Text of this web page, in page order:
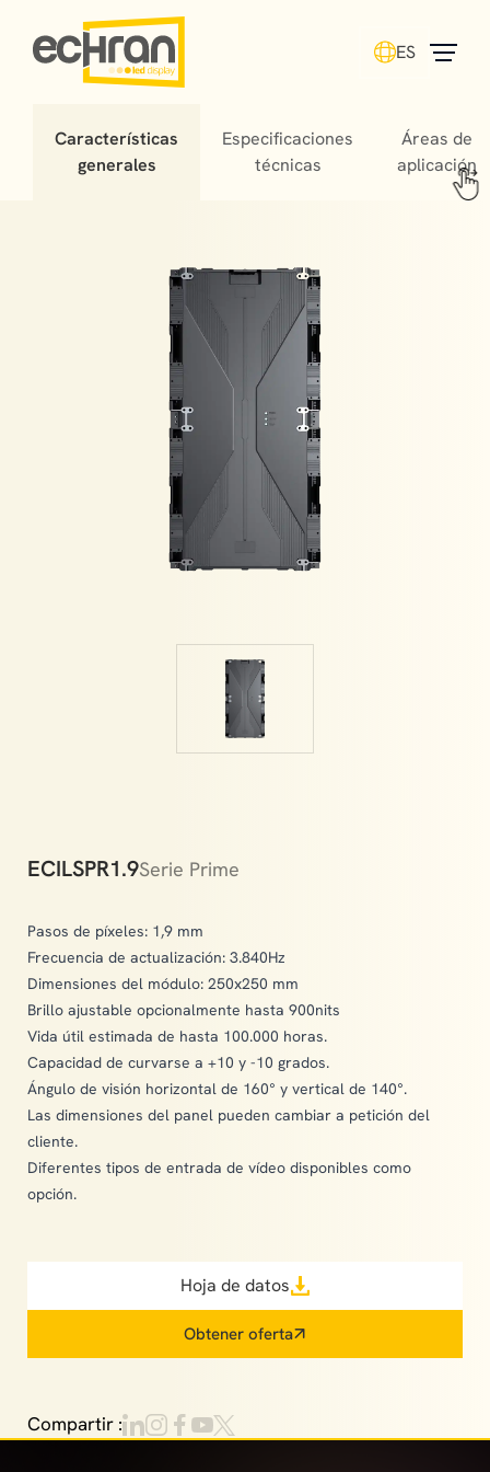
ES
Características
generales
Especificaciones
técnicas
Áreas de
aplicación
ECILSPR1.9Serie Prime
Pasos de píxeles: 1,9 mm
Frecuencia de actualización: 3.840Hz
Dimensiones del módulo: 250x250 mm
Brillo ajustable opcionalmente hasta 900nits
Vida útil estimada de hasta 100.000 horas.
Capacidad de curvarse a +10 y -10 grados.
Ángulo de visión horizontal de 160° y vertical de 140°.
Las dimensiones del panel pueden cambiar a petición del
cliente.
Diferentes tipos de entrada de vídeo disponibles como
opción.
Hoja de datos
Obtener oferta
Compartir :
The use of LED screens in the concert world plays a
crucial role in creating a magical atmosphere.